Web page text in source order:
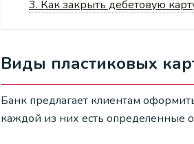
3. Как закрыть дебетовую
Виды пластиковых
Банк предлагает клиентам
каждой из них есть определенные